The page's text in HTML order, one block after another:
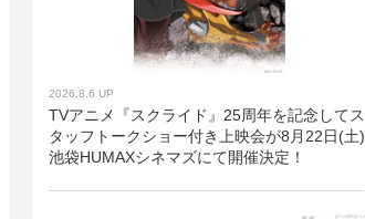
2026.8.6 UP
TVアニメ『スクライド』25周年を記念してス
タッフトークショー付き上映会が8月22日(土)
池袋HUMAXシネマズにて開催決定！